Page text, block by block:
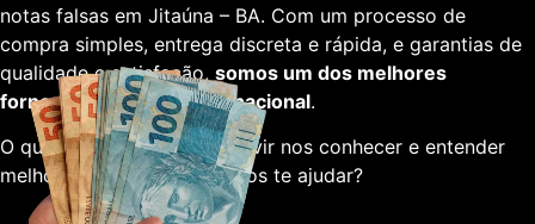
notas falsas em Jitaúna – BA. Com um processo de
compra simples, entrega discreta e rápida, e garantias de
qualidade e satisfação, somos um dos melhores
fornecedores em escala nacional.
O que está esperando para vir nos conhecer e entender
melhor sobre como podemos te ajudar?